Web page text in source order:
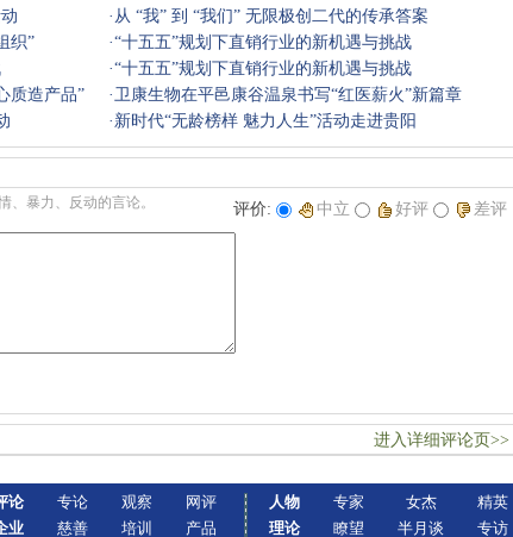
中
· 从 “我” 到 “我们” 无限极创二代的传承答案
织” ·“十五五”规划下直销行业的新机遇与挑战
·“十五五”规划下直销行业的新机遇与挑战
质造产品” ·卫康生物在平邑康谷温泉书写“红医薪火”新篇章
· 新时代“无龄榜样 魅力人生”活动走进贵阳
、暴力、反动的言论。 评价: 中立 好评 差评
进入详细评论页>>
论
业
专论
慈善
观察
培训
网评
产品
人物
理论
专家
瞭望
女杰
半月谈
精英
专访